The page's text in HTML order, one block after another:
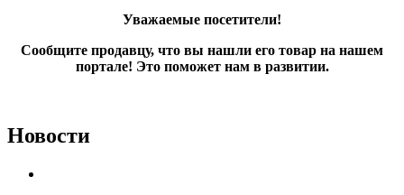
Уважаемые посетители!
Сообщите продавцу, что вы нашли его товар на нашем
портале! Это поможет нам в развитии.
Новости